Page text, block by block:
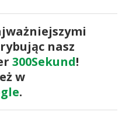
nasz
300Sekund!
w
.